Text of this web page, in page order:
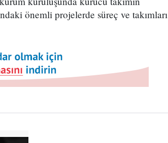
önemli projelerde süreç ve takımları